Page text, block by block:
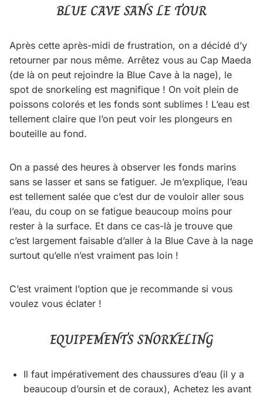
BLUE CAVE SANS LE TOUR
Après cette après-midi de frustration, on a décidé d’y
retourner par nous même. Arrêtez vous au Cap Maeda
(de là on peut rejoindre la Blue Cave à la nage), le
spot de snorkeling est magnifique ! On voit plein de
poissons colorés et les fonds sont sublimes ! L’eau est
tellement claire que l’on peut voir les plongeurs en
bouteille au fond.
On a passé des heures à observer les fonds marins
sans se lasser et sans se fatiguer. Je m’explique, l’eau
est tellement salée que c’est dur de vouloir aller sous
l’eau, du coup on se fatigue beaucoup moins pour
rester à la surface. Et dans ce cas-là je trouve que
c’est largement faisable d’aller à la Blue Cave à la nage
surtout qu’elle n’est vraiment pas loin !
C’est vraiment l’option que je recommande si vous
voulez vous éclater !
EQUIPEMENTS SNORKELING
Il faut impérativement des chaussures d’eau (il y a
beaucoup d’oursin et de coraux), Achetez les avant